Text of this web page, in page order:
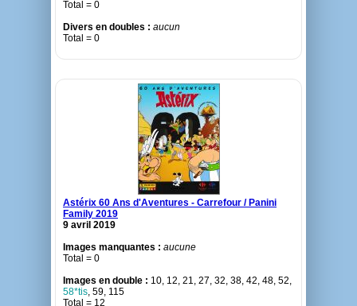
Total = 0
Divers en doubles : aucun
Total = 0
Astérix 60 Ans d'Aventures - Carrefour / Panini
Family 2019
9 avril 2019
Images manquantes : aucune
Total = 0
Images en double : 10, 12, 21, 27, 32, 38, 42, 48, 52,
58*tis, 59, 115
Total = 12